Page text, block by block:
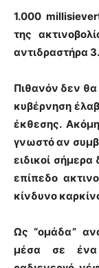
1.000
της
αντιδραστήρα
Πιθανόν δεν
κυβέρνηση
έκθεσης.
γνωστό αν
ειδικοί
επίπεδο
κίνδυνο
Ως “ομάδα”
μέσα σε ένα